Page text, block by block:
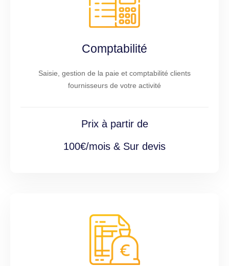
Comptabilité
Saisie, gestion de la paie et comptabilité clients
fournisseurs de votre activité
Prix à partir de
100€/mois & Sur devis